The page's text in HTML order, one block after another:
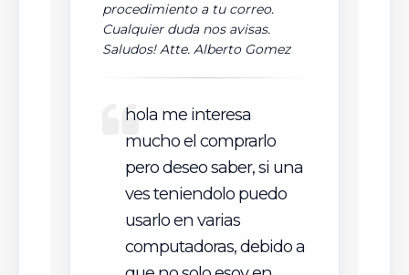
procedimiento a tu correo.
Cualquier duda nos avisas.
Saludos! Atte. Alberto Gomez
hola me interesa
mucho el comprarlo
pero deseo saber, si una
ves teniendolo puedo
usarlo en varias
computadoras, debido a